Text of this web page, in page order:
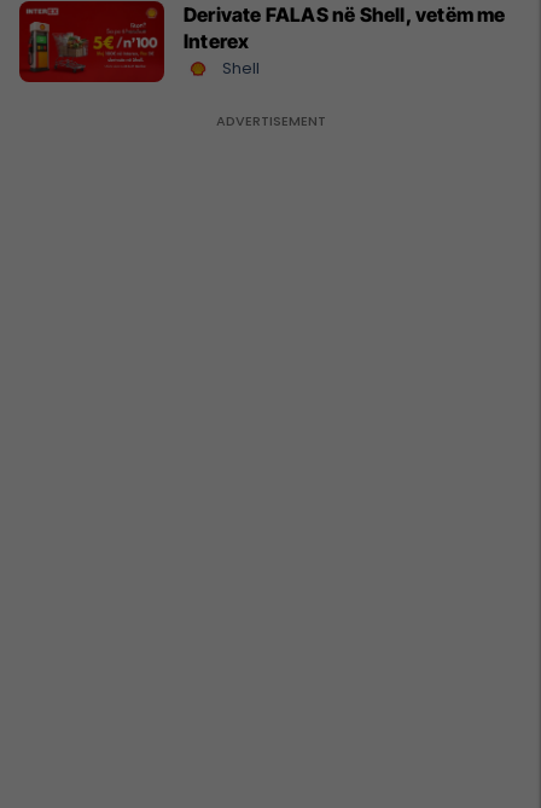
Derivate FALAS në Shell, vetëm me
Interex
Shell